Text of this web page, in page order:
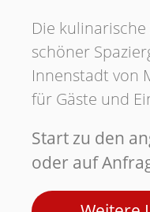
Die
schöner
Innenstadt von
für Gäste und
Start zu den
oder auf